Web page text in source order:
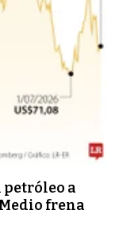
petróleo a
frena